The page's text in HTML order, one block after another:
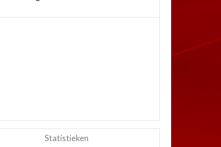
Statistieken